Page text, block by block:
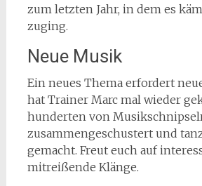
zum letzten Jahr, in dem es
zuging.
Neue Musik
Ein neues Thema erfordert
hat Trainer Marc mal wieder
hunderten von
zusammengeschustert und
gemacht. Freut euch auf
mitreißende Klänge.